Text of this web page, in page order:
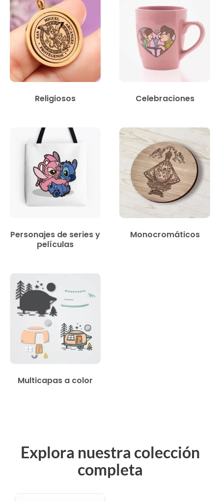
Religiosos Celebraciones
Personajes de series y
películas
Monocromáticos
Multicapas a color
Explora nuestra colección
completa